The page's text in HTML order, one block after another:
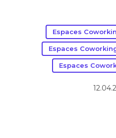
Espaces
Espaces
Espaces